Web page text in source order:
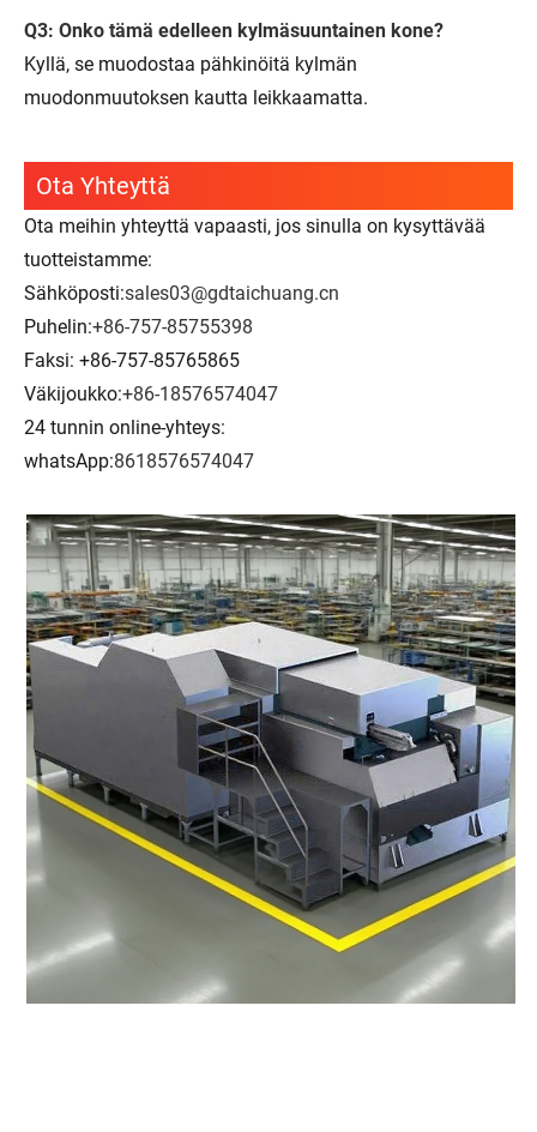
Q3: Onko tämä edelleen kylmäsuuntainen kone?
Kyllä, se muodostaa pähkinöitä kylmän
muodonmuutoksen kautta leikkaamatta.
Ota Yhteyttä
Ota meihin yhteyttä vapaasti, jos sinulla on kysyttävää
tuotteistamme:
Sähköposti:sales03@gdtaichuang.cn
Puhelin:+86-757-85755398
Faksi: +86-757-85765865
Väkijoukko:+86-18576574047
24 tunnin online-yhteys:
whatsApp:8618576574047